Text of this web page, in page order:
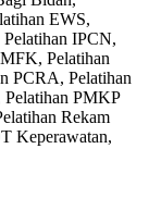
EWS,
IPCN,
Pelatihan
PCRA, Pelatihan
PMKP
Rekam
Keperawatan,